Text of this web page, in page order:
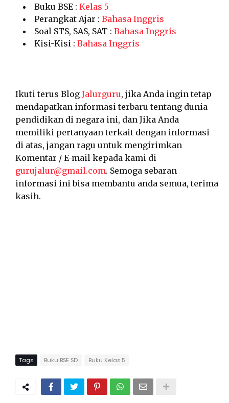
Buku BSE : Kelas 5
Perangkat Ajar : Bahasa Inggris
Soal STS, SAS, SAT : Bahasa Inggris
Kisi-Kisi : Bahasa Inggris
Ikuti terus Blog Jalurguru, jika Anda ingin tetap
mendapatkan informasi terbaru tentang dunia
pendidikan di negara ini, dan Jika Anda
memiliki pertanyaan terkait dengan informasi
di atas, jangan ragu untuk mengirimkan
Komentar / E-mail kepada kami di
gurujalur@gmail.com. Semoga sebaran
informasi ini bisa membantu anda semua, terima
kasih.
Tags Buku BSE SD Buku Kelas 5